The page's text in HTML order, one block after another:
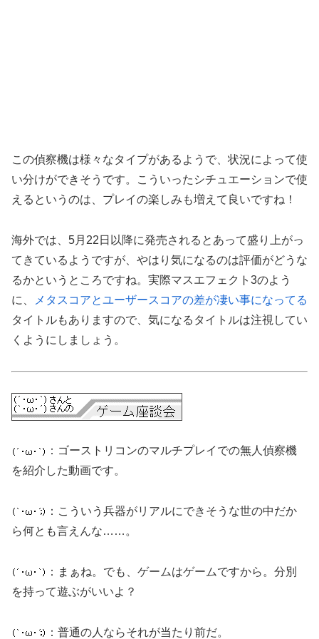
この偵察機は様々なタイプがあるようで、状況によって使
い分けができそうです。こういったシチュエーションで使
えるというのは、プレイの楽しみも増えて良いですね！
海外では、5月22日以降に発売されるとあって盛り上がっ
てきているようですが、やはり気になるのは評価がどうな
るかというところですね。実際マスエフェクト3のよう
に、
メタスコアとユーザースコアの差が凄い事になってる
タイトルもありますので、気になるタイトルは注視してい
くようにしましょう。
：ゴーストリコンのマルチプレイでの無人偵察機
を紹介した動画です。
：こういう兵器がリアルにできそうな世の中だか
ら何とも言えんな……。
：まぁね。でも、ゲームはゲームですから。分別
を持って遊ぶがいいよ？
：普通の人ならそれが当たり前だ。